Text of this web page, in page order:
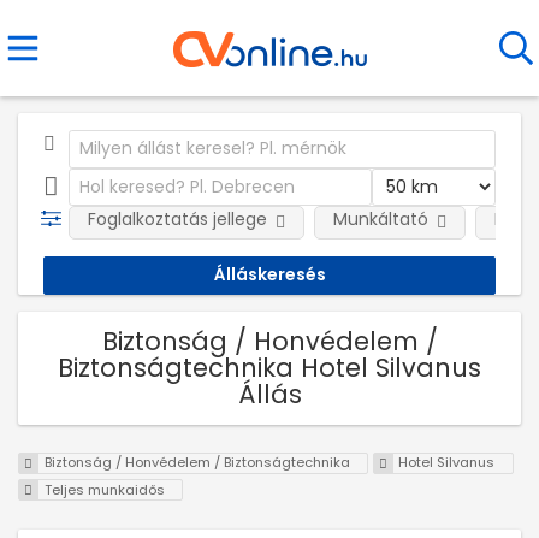
Foglalkoztatás jellege Munkáltató
Biztonság / Honvédelem /
Biztonságtechnika Hotel Silvanus
Állás
Biztonság / Honvédelem / Biztonságtechnika
Hotel Silvanus
Teljes munkaidős